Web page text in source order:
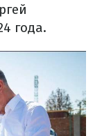
года.